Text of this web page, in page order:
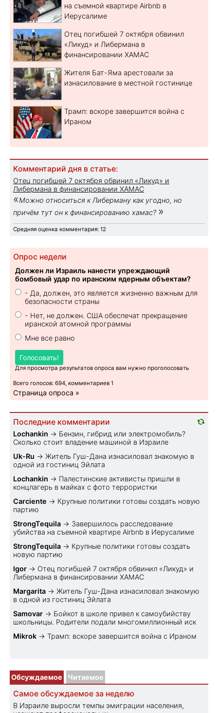
на съемной квартире Airbnb в
Иерусалиме
Отец погибшей 7 октября обвинил
«Ликуд» и Либермана в
финансировании ХАМАС
Жителя Бат-Яма арестовали за
изнасилование в местной гостинице
Трамп: вскоре завершится война с
Ираном
Комментарий дня в статье:
Отец погибшей 7 октября обвинил «Ликуд» и
Либермана в финансировании ХАМАС
«Можно относиться к Либерману как угодно, но
причём тут он к финансированию хамас? »
Средняя оценка комментария: 12
Опрос недели
Должен ли Израиль нанести упреждающий
бомбовый удар по иранским ядерным объектам?
- Да, должен, это является жизненно важным для
безопасности страны
- Нет, не должен. США обеспечат прекращение
иранской атомной программы
Мне все равно
Голосовать!
Для просмотра результатов опроса вам нужно проголосовать
Всего голосов: 694, комментариев 1
Страница опроса »
Последние комментарии
Lochankin → Бензин, гибрид или электромобиль?
Cколько стоит владение машиной в Израиле
Uk-Ru → Житель Гуш-Дана изнасиловал знакомую в
одной из гостиниц Эйлата
Lochankin → Палестинские активисты пришли в
концлагерь в майках с фото террористки
Carciente → Крупные политики готовы создать новую
партию
StrongTequila → Завершилось расследование
убийства на съемной квартире Airbnb в Иерусалиме
StrongTequila → Крупные политики готовы создать
новую партию
Igor → Отец погибшей 7 октября обвинил «Ликуд» и
Либермана в финансировании ХАМАС
Margarita → Житель Гуш-Дана изнасиловал знакомую
в одной из гостиниц Эйлата
Samovar → Бойкот в школе привел к самоубийству
школьницы. Родители подали многомиллионный иск
Mikrok → Трамп: вскоре завершится война с Ираном
Обсуждаемое Читаемое
Самое обсуждаемое за неделю
В Израиле выросли темпы эмиграции населения,